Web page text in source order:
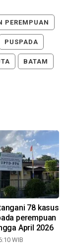
PEREMPUAN
PUSPADA
BATAM
78 kasus
perempuan
April 2026
WIB